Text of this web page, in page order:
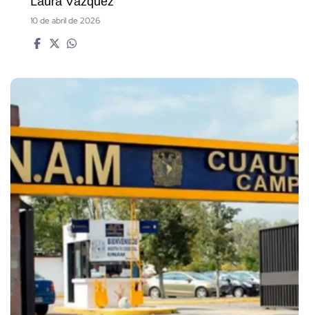
10 de abril de 2026